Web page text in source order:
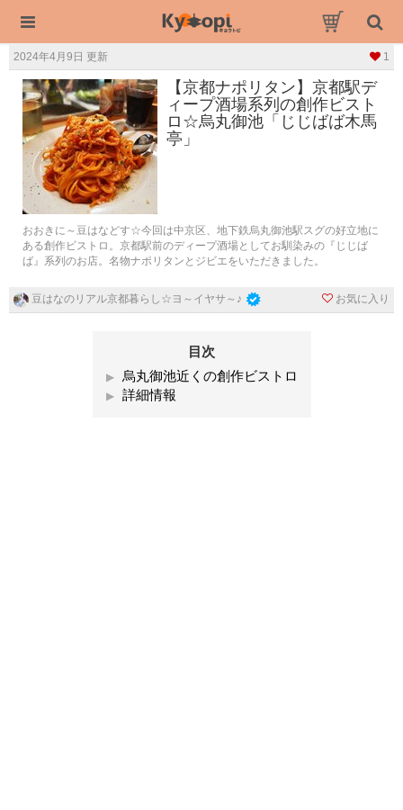
2024年4月9日 更新 1
【京都ナポリタン】京都駅デ
ィープ酒場系列の創作ビスト
ロ☆烏丸御池「じじばば木馬
亭」
おおきに～豆はなどす☆今回は中京区、地下鉄烏丸御池駅スグの好立地に
ある創作ビストロ。京都駅前のディープ酒場としてお馴染みの『じじば
ば』系列のお店。名物ナポリタンとジビエをいただきました。
豆はなのリアル京都暮らし☆ヨ～イヤサ～♪ お気に入り
目次
烏丸御池近くの創作ビストロ
詳細情報